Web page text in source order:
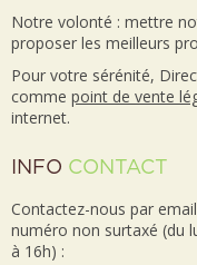
Notre volonté : mettre
proposer les meilleurs
Pour votre sérénité,
comme point de vente
internet.
INFO CONTACT
Contactez-nous par
numéro non surtaxé (du
à 16h) :